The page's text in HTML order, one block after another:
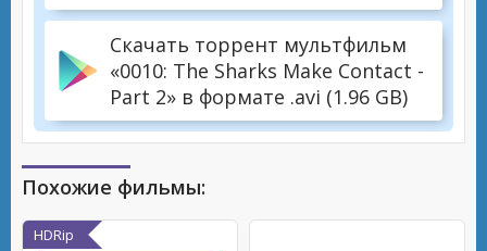
Скачать торрент мультфильм
«0010: The Sharks Make Contact -
Part 2» в формате .avi (1.96 GB)
Похожие фильмы:
HDRip